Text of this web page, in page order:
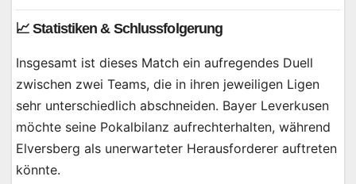
📈 Statistiken & Schlussfolgerung
Insgesamt ist dieses Match ein aufregendes Duell
zwischen zwei Teams, die in ihren jeweiligen Ligen
sehr unterschiedlich abschneiden. Bayer Leverkusen
möchte seine Pokalbilanz aufrechterhalten, während
Elversberg als unerwarteter Herausforderer auftreten
könnte.